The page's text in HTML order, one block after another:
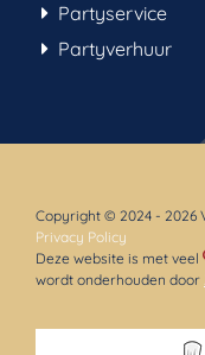
Partyservice
Partyverhuur
Copyright © 2024- 2026
Privacy Policy
Deze website is met veel
wordt onderhouden door